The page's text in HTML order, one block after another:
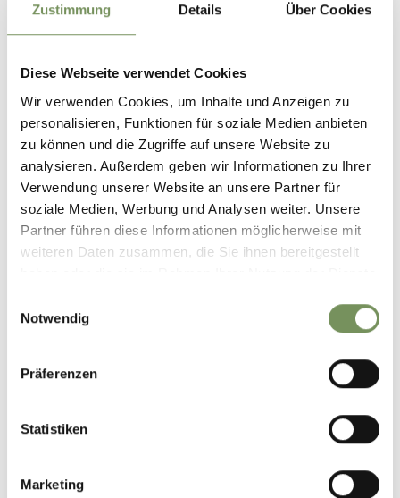
Zustimmung Details Über Cookies
Diese Webseite verwendet Cookies
Wir verwenden Cookies, um Inhalte und Anzeigen zu
personalisieren, Funktionen für soziale Medien anbieten
zu können und die Zugriffe auf unsere Website zu
analysieren. Außerdem geben wir Informationen zu Ihrer
Verwendung unserer Website an unsere Partner für
soziale Medien, Werbung und Analysen weiter. Unsere
Partner führen diese Informationen möglicherweise mit
weiteren Daten zusammen, die Sie ihnen bereitgestellt
Notwendig
Präferenzen
Statistiken
Marketing
IL CONTENUTO VI È STATO UTILE? NO